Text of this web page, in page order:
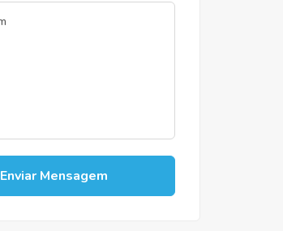
Enviar Mensagem